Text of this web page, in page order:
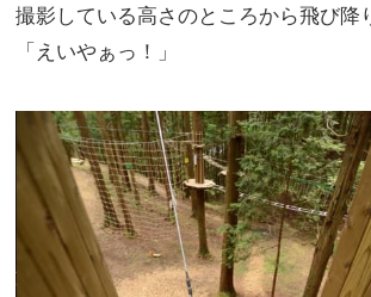
撮影している高さのところから飛び降
「えいやぁっ！」